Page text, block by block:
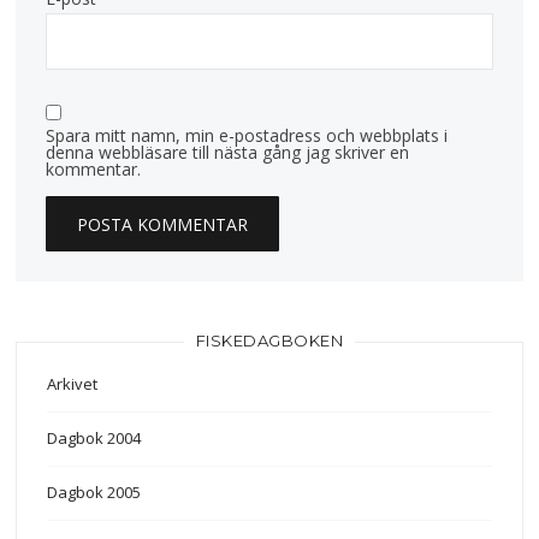
Spara mitt namn, min e-postadress och webbplats i
denna webbläsare till nästa gång jag skriver en
kommentar.
FISKEDAGBOKEN
Arkivet
Dagbok 2004
Dagbok 2005